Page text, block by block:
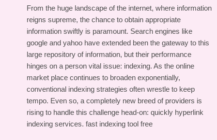
From the huge landscape of the internet, where information
reigns supreme, the chance to obtain appropriate
information swiftly is paramount. Search engines like
google and yahoo have extended been the gateway to this
large repository of information, but their performance
hinges on a person vital issue: indexing. As the online
market place continues to broaden exponentially,
conventional indexing strategies often wrestle to keep
tempo. Even so, a completely new breed of providers is
rising to handle this challenge head-on: quickly hyperlink
indexing services. fast indexing tool free